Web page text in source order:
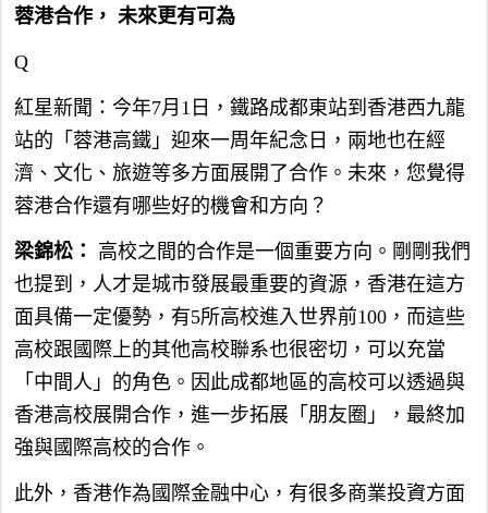
蓉港合作， 未來更有可為
Q
紅星新聞：今年7月1日，鐵路成都東站到香港西九龍
站的「蓉港高鐵」迎來一周年紀念日，兩地也在經
濟、文化、旅遊等多方面展開了合作。未來，您覺得
蓉港合作還有哪些好的機會和方向？
梁錦松： 高校之間的合作是一個重要方向。剛剛我們
也提到，人才是城市發展最重要的資源，香港在這方
面具備一定優勢，有5所高校進入世界前100，而這些
高校跟國際上的其他高校聯系也很密切，可以充當
「中間人」的角色。因此成都地區的高校可以透過與
香港高校展開合作，進一步拓展「朋友圈」，最終加
強與國際高校的合作。
此外，香港作為國際金融中心，有很多商業投資方面